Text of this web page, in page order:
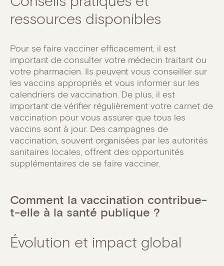
ressources disponibles
Pour se faire vacciner efficacement, il est
important de consulter votre médecin traitant ou
votre pharmacien. Ils peuvent vous conseiller sur
les vaccins appropriés et vous informer sur les
calendriers de vaccination. De plus, il est
important de vérifier régulièrement votre carnet de
vaccination pour vous assurer que tous les
vaccins sont à jour. Des campagnes de
vaccination, souvent organisées par les autorités
sanitaires locales, offrent des opportunités
supplémentaires de se faire vacciner.
Comment la vaccination contribue-
t-elle à la santé publique ?
Évolution et impact global